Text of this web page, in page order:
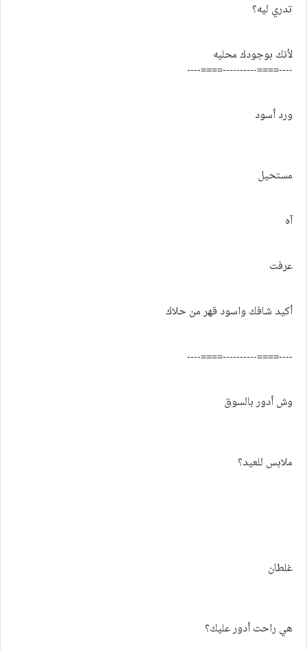
تدري ليه؟
لأنك بوجودك محليه
----====----------====----
ورد أسود
مستحيل
آه
عرفت
أكيد شافك واسود قهر من حلاك
----====----------====----
وش أدور بالسوق
ملابس للعيد؟
غلطان
هي راحت أدور عليك؟